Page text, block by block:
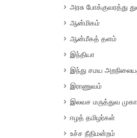
அரசு போக்குவரத்து
ஆன்மிகம்
ஆன்மீகத் தளம்
இந்தியா
இந்து சமய
இராணுவம்
இலவச மருத்துவ
ஈழத் தமிழர்கள்
உச்ச நீதிமன்றம்